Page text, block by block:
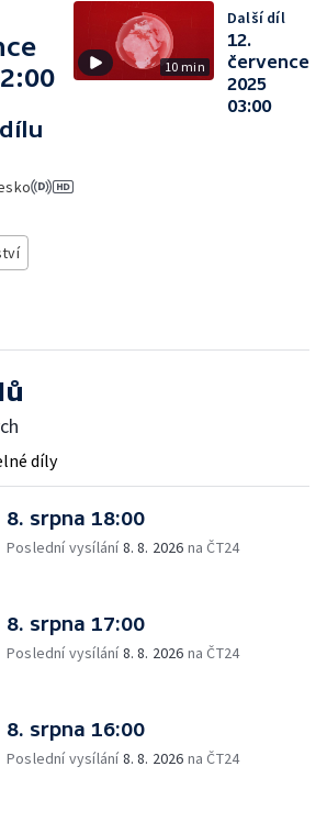
10 min
Další díl
12.
července
2025
03:00
díly
8. srpna 18:00
Poslední vysílání8. 8. 2026 na ČT24
8. srpna 17:00
Poslední vysílání8. 8. 2026 na ČT24
8. srpna 16:00
Poslední vysílání8. 8. 2026 na ČT24